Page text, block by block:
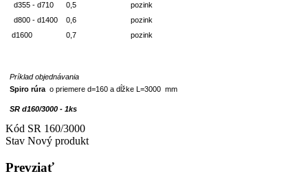
d355 - d710
0,5
pozink
d800 - d1400
0,6
pozink
d1600
0,7 pozink
Príklad objednávania
Spiro rúrao priemere d=160 a dĺžke L=3000 mm
SR d160/3000 - 1ks
Kód SR 160/3000
Stav Nový produkt
Prevziať